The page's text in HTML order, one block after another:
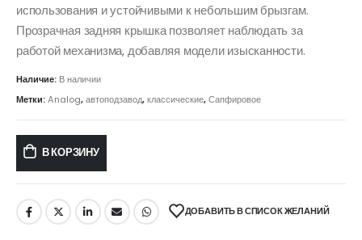
использования и устойчивыми к небольшим брызгам.
Прозрачная задняя крышка позволяет наблюдать за
работой механизма, добавляя модели изысканности.
Наличие: В наличии
Метки:Analog,автоподзавод,классические,Сапфировое
В КОРЗИНУ
ДОБАВИТЬ В СПИСОК ЖЕЛАНИЙ